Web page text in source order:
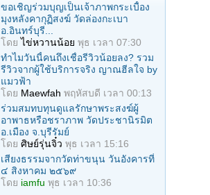
ขอเชิญร่วมบุญเป็นเจ้าภาพกระเบื้อง
มุงหลังคากุฏิสงฆ์ วัดล่องกะเบา
อ.อินทร์บุรี...
โดยไข่หวานน้อย พุธ เวลา 07:30
ทำไมวันนี้คนถึงเชื่อรีวิวน้อยลง? รวม
รีวิวจากผู้ใช้บริการจริง ญาณฮีลใจ by
แมวฟ้า
โดย Maewfah พฤหัสบดี เวลา 00:13
ร่วมสมทบทุนดูแลรักษาพระสงฆ์ผู้
อาพาธหรือชราภาพ วัดประชานิรมิต
อ.เมือง จ.บุรีรัมย์
โดย ศิษย์รุ่นจิ๋ว พุธ เวลา 15:16
เสียงธรรมจากวัดท่าขนุน วันอังคารที่
๔ สิงหาคม ๒๕๖๙
โดย iamfu พุธ เวลา 10:36